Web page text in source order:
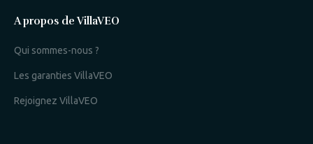
A propos de VillaVEO
Qui sommes-nous ?
Les garanties VillaVEO
Rejoignez VillaVEO